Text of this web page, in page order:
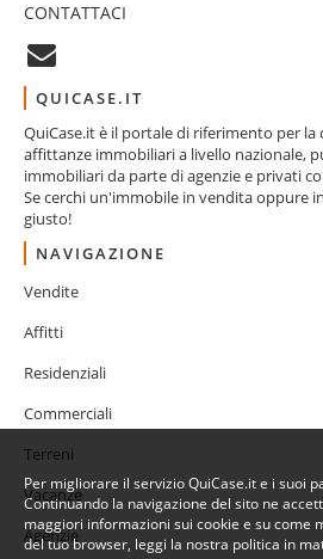
CONTATTACI
QUICASE.IT
QuiCase.it è il portale di riferimento per
affittanze immobiliari a livello nazionale,
immobiliari da parte di agenzie e privati
Se cerchi un'immobile in vendita oppure
giusto!
NAVIGAZIONE
Vendite
Affitti
Residenziali
Commerciali
Terreni
Vacanze
Agenzie
Per migliorare il servizio QuiCase.it e i suoi
Continuando la navigazione del sito ne
maggiori informazioni sui cookie e su come
del tuo browser, leggi la nostra politica in